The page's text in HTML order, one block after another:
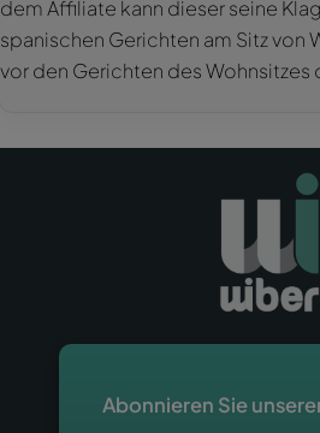
dem Affiliate kann dieser seine
spanischen Gerichten am Sitz von
vor den Gerichten des Wohnsitzes
Abonnieren Sie